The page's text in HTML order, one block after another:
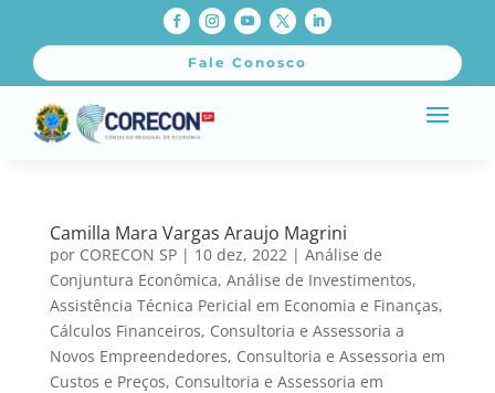
Fale Conosco
Camilla Mara Vargas Araujo Magrini
por CORECON SP| 10 dez, 2022 | Análise de
Conjuntura Econômica, Análise de Investimentos,
Assistência Técnica Pericial em Economia e Finanças,
Cálculos Financeiros, Consultoria e Assessoria a
Novos Empreendedores, Consultoria e Assessoria em
Custos e Preços, Consultoria e Assessoria em